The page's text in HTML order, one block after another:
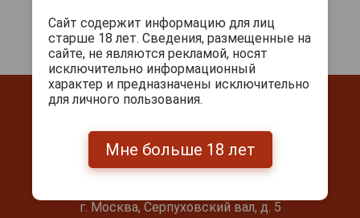
Контакты
г. Москва, Серпуховский вал, д. 5
Сайт содержит информацию для лиц
старше 18 лет. Сведения, размещенные на
сайте, не являются рекламой, носят
исключительно информационный
характер и предназначены исключительно
для личного пользования.
Мне больше 18 лет